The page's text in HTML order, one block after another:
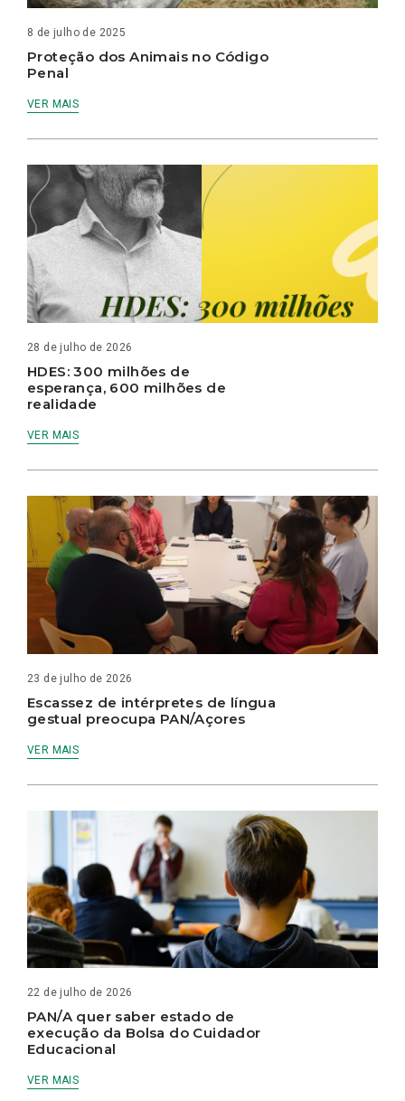
8 de julho de 2025
Proteção dos Animais no Código
Penal
VER MAIS
28 de julho de 2026
HDES: 300 milhões de
esperança, 600 milhões de
realidade
VER MAIS
23 de julho de 2026
Escassez de intérpretes de língua
gestual preocupa PAN/Açores
VER MAIS
22 de julho de 2026
PAN/A quer saber estado de
execução da Bolsa do Cuidador
Educacional
VER MAIS